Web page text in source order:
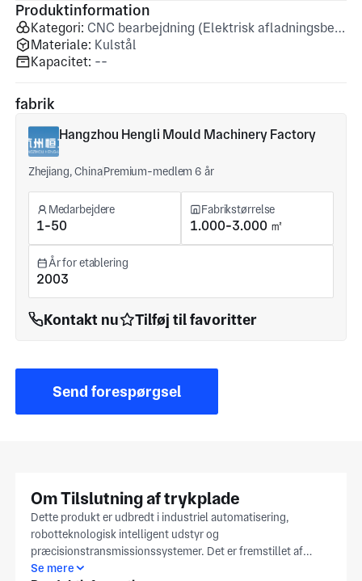
Produktinformation
Kategori: CNC bearbejdning (Elektrisk afladningsbearbejdning)
Materiale: Kulstål
Kapacitet: --
fabrik
Hangzhou Hengli Mould Machinery Factory
Zhejiang, ChinaPremium-medlem 6 år
Medarbejdere
1-50
Fabrikstørrelse
1.000-3.000 ㎡
År for etablering
2003
Kontakt nu Tilføj til favoritter
Send forespørgsel
Om Tilslutning af trykplade
Dette produkt er udbredt i industriel automatisering,
robotteknologisk intelligent udstyr og
præcisionstransmissionssystemer. Det er fremstillet af
Q235A kulstofstål ved hjælp af præcision CNC
Se mere